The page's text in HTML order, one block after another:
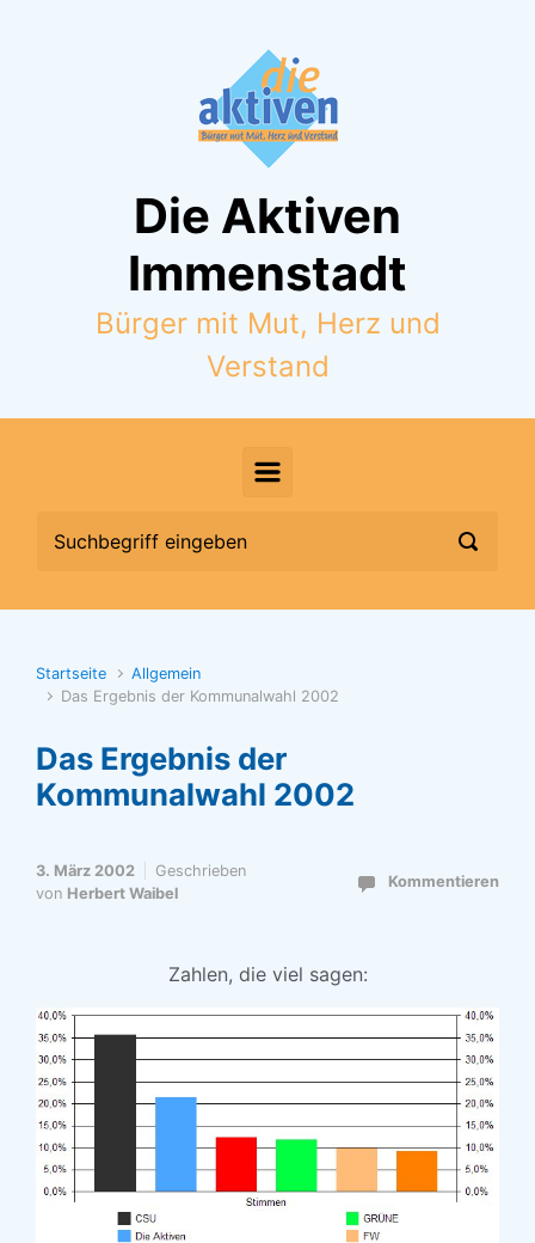
Die Aktiven
Immenstadt
Bürger mit Mut, Herz und
Verstand
Startseite
Allgemein
Das Ergebnis der Kommunalwahl 2002
Das Ergebnis der
Kommunalwahl 2002
3. März 2002
Geschrieben
von Herbert Waibel
Kommentieren
Zahlen, die viel sagen: